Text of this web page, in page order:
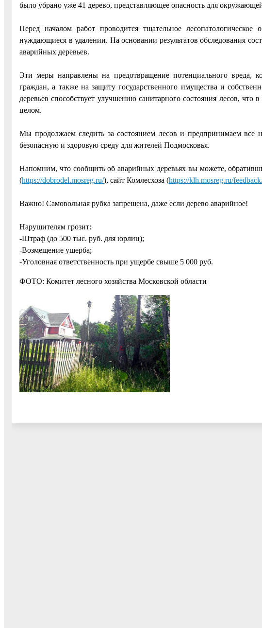
было убрано уже 41 дерево, представляющее опасность для
Перед началом работ проводится тщательное
нуждающиеся в удалении. На основании результатов обследования
аварийных деревьев.
Эти меры направлены на предотвращение потенциального вреда,
граждан, а также на защиту государственного имущества и
деревьев способствует улучшению санитарного состояния лесов, что
целом.
Мы продолжаем следить за состоянием лесов и предпринимаем все
безопасную и здоровую среду для жителей Подмосковья.
Напомним, что сообщить об аварийных деревьях вы можете,
(https://dobrodel.mosreg.ru/), сайт Комлесхоза (https://klh.mosreg.ru/
Важно! Самовольная рубка запрещена, даже если дерево аварийное!
Нарушителям грозит:
-Штраф (до 500 тыс. руб. для юрлиц);
-Возмещение ущерба;
-Уголовная ответственность при ущербе свыше 5 000 руб.
ФОТО: Комитет лесного хозяйства Московской области